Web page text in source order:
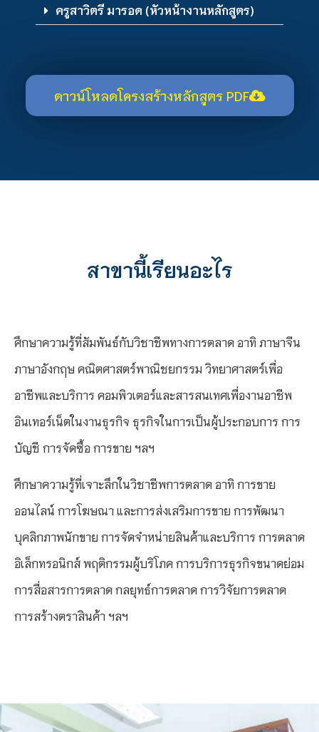
ครูสาวิตรี มารอด (หัวหน้างานหลักสูตร)
ดาวน์โหลดโครงสร้างหลักสูตร PDF
สาขานี้เรียนอะไร
ศึกษาความรู้ที่สัมพันธ์กับวิชาชีพทางการตลาด อาทิ ภาษาจีน
ภาษาอังกฤษ คณิตศาสตร์พาณิชยกรรม วิทยาศาสตร์เพื่อ
อาชีพและบริการ คอมพิวเตอร์และสารสนเทศเพื่องานอาชีพ
อินเทอร์เน็ตในงานธุรกิจ ธุรกิจในการเป็นผู้ประกอบการ การ
บัญชี การจัดซื้อ การขาย ฯลฯ
ศึกษาความรู้ที่เจาะลึกในวิชาชีพการตลาด อาทิ การขาย
ออนไลน์ การโฆษณา และการส่งเสริมการขาย การพัฒนา
บุคลิกภาพนักขาย การจัดจำหน่ายสินค้าและบริการ การตลาด
อิเล็กทรอนิกส์ พฤติกรรมผู้บริโภค การบริการธุรกิจขนาดย่อม
การสื่อสารการตลาด กลยุทธ์การตลาด การวิจัยการตลาด
การสร้างตราสินค้า ฯลฯ